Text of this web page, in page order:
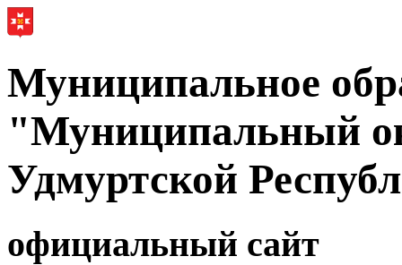
Муниципальное
"Муниципальный
Удмуртской
официальный сайт